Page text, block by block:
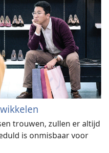
trouwen, zullen er altijd
is onmisbaar voor